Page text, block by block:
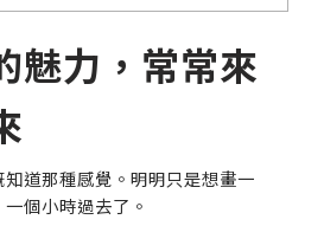
魅力，常常來
道那種感覺。明明只是想畫一
個小時過去了。